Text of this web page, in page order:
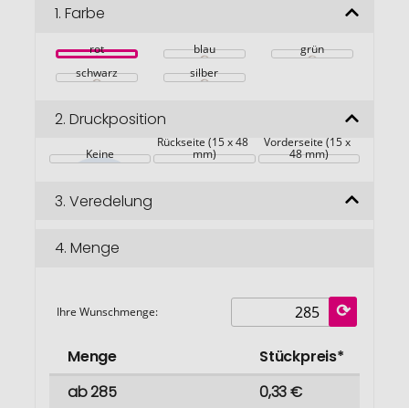
Bildgalerie
1. Farbe
rot blau
grün
schwarz
silber
2. Druckposition
Keine
Rückseite (15 x 48
mm)
Vorderseite (15 x
48 mm)
3. Veredelung
4. Menge
Ihre Wunschmenge:
Menge
Stückpreis*
ab 285
0,33 €